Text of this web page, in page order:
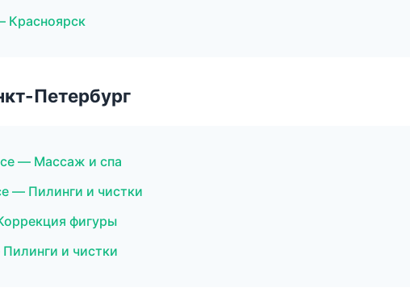
Красноярск
Петербург
— Массаж и спа
— Пилинги и чистки
фигуры
и чистки